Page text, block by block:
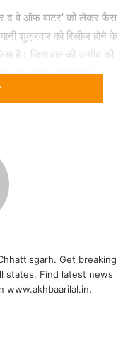
द वे ऑफ वाटर’ को लेकर फैंस
शुक्रवार को रिलीज होने के
है। जिस बात की उम्मीद की
पर कमाल की शुरुआत
बंपर कमाई कर डाली है। इस
ने ये साबित कर दिया है।
बनाएगी।
ने छोड़ा पीछे
द वे ऑफ वाटर’ (Avatar
में कई हॉलीवुड फिल्मों
‘अवतार 2’ (Avatar 2)
नो वे होम’ 32 करोड़ और
Get breaking
states. Find latest news
www.akhbaarilal.in.